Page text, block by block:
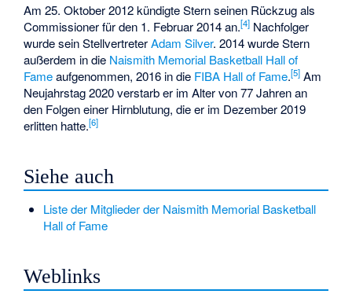
Am 25. Oktober 2012 kündigte Stern seinen Rückzug als
Commissioner für den 1. Februar 2014 an.[4] Nachfolger
wurde sein StellvertreterAdam Silver. 2014 wurde Stern
außerdem in die Naismith Memorial Basketball Hall of
Fameaufgenommen, 2016 in die FIBA Hall of Fame.[5] Am
Neujahrstag 2020 verstarb er im Alter von 77 Jahren an
den Folgen einer Hirnblutung, die er im Dezember 2019
erlitten hatte.[6]
Siehe auch
Liste der Mitglieder der Naismith Memorial Basketball
Hall of Fame
Weblinks